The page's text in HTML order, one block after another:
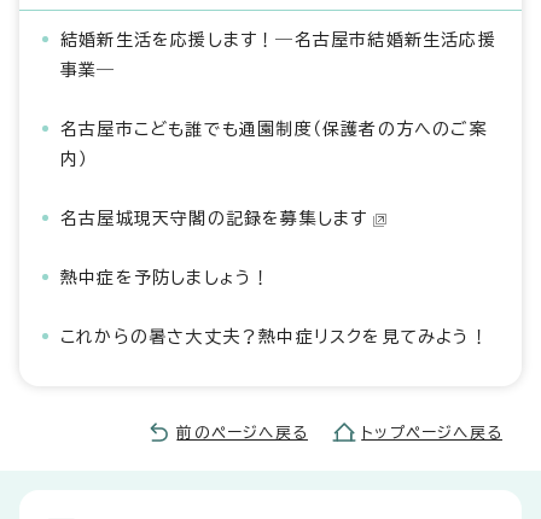
結婚新生活を応援します！―名古屋市結婚新生活応援
事業―
名古屋市こども誰でも通園制度（保護者の方へのご案
内）
名古屋城現天守閣の記録を募集します
熱中症を予防しましょう！
これからの暑さ大丈夫？熱中症リスクを見てみよう！
前のページへ戻る トップページへ戻る